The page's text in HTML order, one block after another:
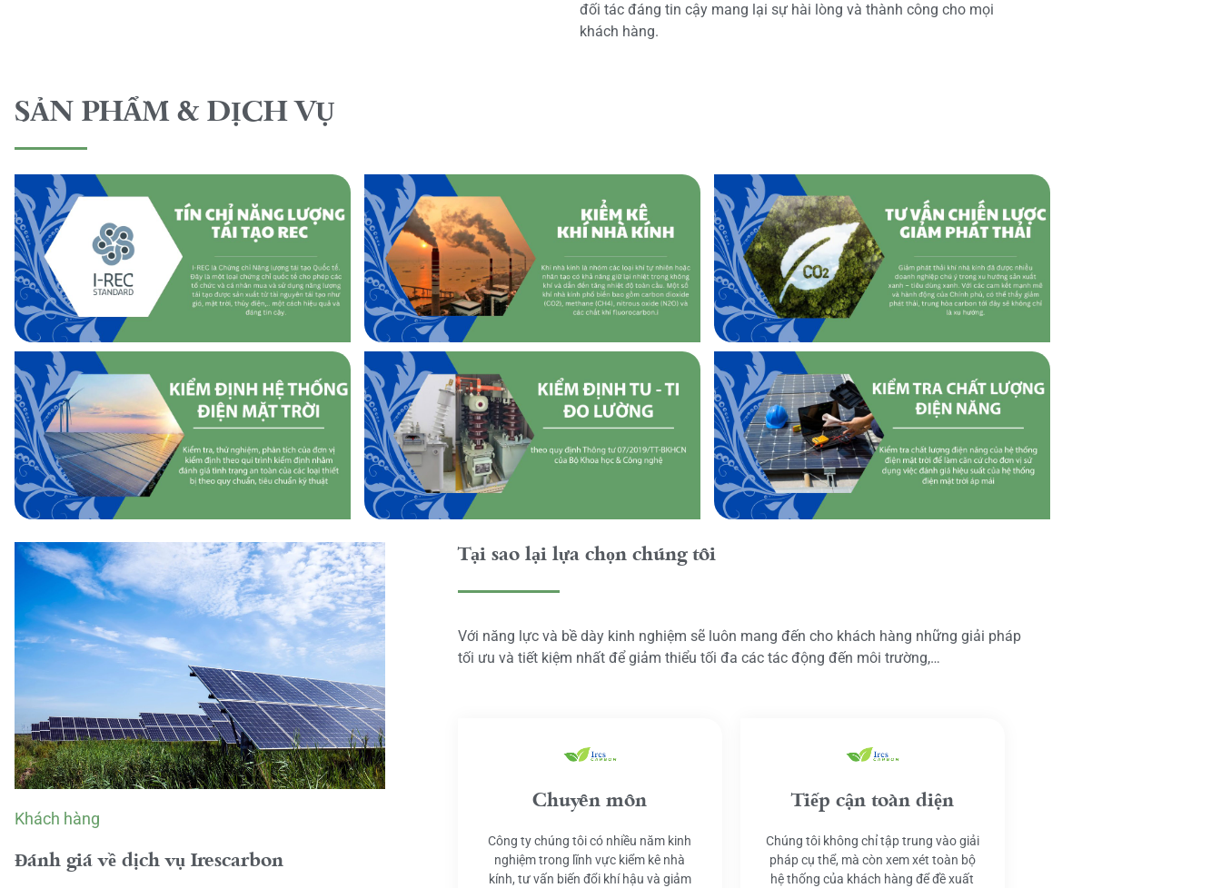
đối tác đáng tin cậy mang lại sự hài lòng và thành công cho mọi
khách hàng.
SẢN PHẨM & DỊCH VỤ
Khách hàng
Đánh giá về dịch vụ Irescarbon
Tại sao lại lựa chọn chúng tôi
Với năng lực và bề dày kinh nghiệm sẽ luôn mang đến cho khách hàng những giải pháp
tối ưu và tiết kiệm nhất để giảm thiểu tối đa các tác động đến môi trường,…
Chuyên môn
Công ty chúng tôi có nhiều năm kinh
nghiệm trong lĩnh vực kiểm kê nhà
kính, tư vấn biến đổi khí hậu và giảm
Tiếp cận toàn diện
Chúng tôi không chỉ tập trung vào giải
pháp cụ thể, mà còn xem xét toàn bộ
hệ thống của khách hàng để đề xuất